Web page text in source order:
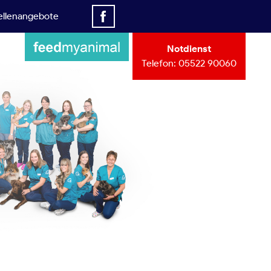
Notdienst
Telefon: 05522 90060